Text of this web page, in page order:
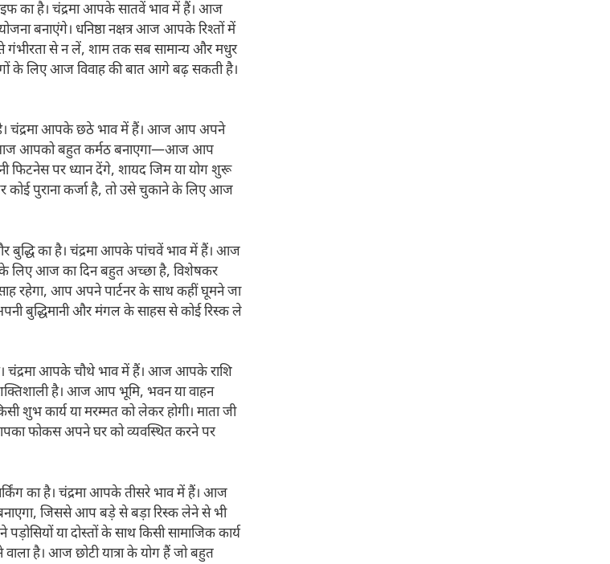
का है। चंद्रमा आपके सातवें भाव में हैं। आज
बनाएंगे। धनिष्ठा नक्षत्र आज आपके रिश्तों में
गंभीरता से न लें, शाम तक सब सामान्य और मधुर
के लिए आज विवाह की बात आगे बढ़ सकती है।
चंद्रमा आपके छठे भाव में हैं। आज आप अपने
आज आपको बहुत कर्मठ बनाएगा—आज आप
फिटनेस पर ध्यान देंगे, शायद जिम या योग शुरू
पुराना कर्जा है, तो उसे चुकाने के लिए आज
बुद्धि का है। चंद्रमा आपके पांचवें भाव में हैं। आज
के लिए आज का दिन बहुत अच्छा है, विशेषकर
रहेगा, आप अपने पार्टनर के साथ कहीं घूमने जा
बुद्धिमानी और मंगल के साहस से कोई रिस्क ले
चंद्रमा आपके चौथे भाव में हैं। आज आपके राशि
है। आज आप भूमि, भवन या वाहन
शुभ कार्य या मरम्मत को लेकर होगी। माता जी
फोकस अपने घर को व्यवस्थित करने पर
का है। चंद्रमा आपके तीसरे भाव में हैं। आज
बनाएगा, जिससे आप बड़े से बड़ा रिस्क लेने से भी
या दोस्तों के साथ किसी सामाजिक कार्य
है। आज छोटी यात्रा के योग हैं जो बहुत